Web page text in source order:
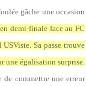
gâche une occasion
demi-finale face au FC
Sa passe trouve
une égalisation surprise.
de commettre une erreur